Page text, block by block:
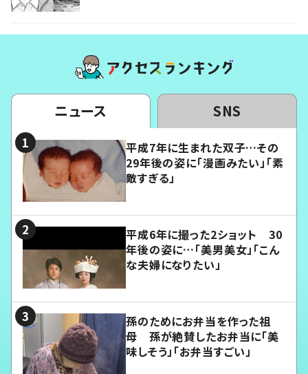
ニュース SNS
平成7年に生まれた双子…その
29年後の姿に「漫画みたい」「素
敵すぎる」
平成6年に撮った2ショット 30
年後の姿に…「美男美女」「こん
な夫婦になりたい」
孫のためにお弁当を作った祖
母 孫が絶賛したお弁当に「美
味しそう」「お弁当すごい」